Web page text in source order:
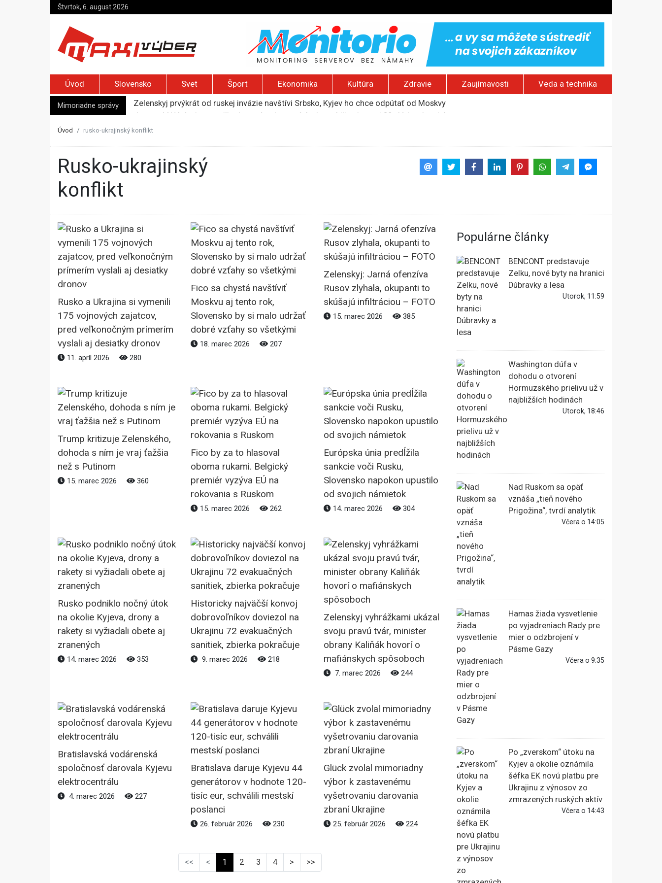
Štvrtok, 6. august 2026
Úvod Slovensko Svet Šport Ekonomika Kultúra Zdravie Zaujímavosti Veda a technika
Mimoriadne správy
Zelenskyj prvýkrát od ruskej invázie navštívi Srbsko, Kyjev ho chce odpútať od Moskvy
Jemenskí Húsíovia spustili raketové a dronové útoky, zabili najmenej 38 vládnych vojakov
Irán pohrozil susedom, že „zhasne celý Perzský záliv“, pripravil zoznam cieľov
Úvod rusko-ukrajinský konflikt
rusko-ukrajinský
konflikt
Rusko a Ukrajina si vymenili
175 vojnových zajatcov,
pred veľkonočným prímerím
vyslali aj desiatky dronov
11. apríl 2026 280
Fico sa chystá navštíviť
Moskvu aj tento rok,
Slovensko by si malo udržať
dobré vzťahy so všetkými
18. marec 2026 207
Zelenskyj: Jarná ofenzíva
Rusov zlyhala, okupanti to
skúšajú infiltráciou – FOTO
15. marec 2026 385
Trump kritizuje Zelenského,
dohoda s ním je vraj ťažšia
než s Putinom
15. marec 2026 360
Fico by za to hlasoval
oboma rukami. Belgický
premiér vyzýva EÚ na
rokovania s Ruskom
15. marec 2026 262
Európska únia predĺžila
sankcie voči Rusku,
Slovensko napokon upustilo
od svojich námietok
14. marec 2026 304
Rusko podniklo nočný útok
na okolie Kyjeva, drony a
rakety si vyžiadali obete aj
zranených
14. marec 2026 353
Historicky najväčší konvoj
dobrovoľníkov doviezol na
Ukrajinu 72 evakuačných
sanitiek, zbierka pokračuje
9. marec 2026 218
Zelenskyj vyhrážkami ukázal
svoju pravú tvár, minister
obrany Kaliňák hovorí o
mafiánskych spôsoboch
7. marec 2026 244
Bratislavská vodárenská
spoločnosť darovala Kyjevu
elektrocentrálu
4. marec 2026 227
Bratislava daruje Kyjevu 44
generátorov v hodnote 120-
tisíc eur, schválili mestskí
poslanci
26. február 2026 230
Glück zvolal mimoriadny
výbor k zastavenému
vyšetrovaniu darovania
zbraní Ukrajine
25. február 2026 224
<< < 1 2 3 4 > >>
Populárne články
BENCONT predstavuje
Zelku, nové byty na hranici
Dúbravky a lesa
Utorok, 11:59
Washington dúfa v
dohodu o otvorení
Hormuzského prielivu už v
najbližších hodinách
Utorok, 18:46
Nad Ruskom sa opäť
vznáša „tieň nového
Prigožina“, tvrdí analytik
Včera o 14:05
Hamas žiada vysvetlenie
po vyjadreniach Rady pre
mier o odzbrojení v
Pásme Gazy
Včera o 9:35
Po „zverskom“ útoku na
Kyjev a okolie oznámila
šéfka EK novú platbu pre
Ukrajinu z výnosov zo
zmrazených ruských aktív
Včera o 14:43